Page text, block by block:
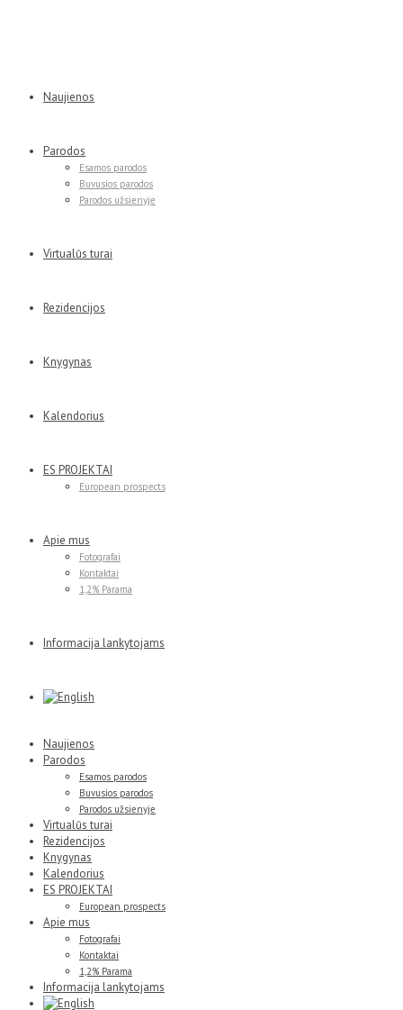
Naujienos
Parodos
Esamos parodos
Buvusios parodos
Parodos užsienyje
Virtualūs turai
Rezidencijos
Knygynas
Kalendorius
ES PROJEKTAI
European prospects
Apie mus
Fotografai
Kontaktai
1,2% Parama
Informacija lankytojams
Naujienos
Parodos
Esamos parodos
Buvusios parodos
Parodos užsienyje
Virtualūs turai
Rezidencijos
Knygynas
Kalendorius
ES PROJEKTAI
European prospects
Apie mus
Fotografai
Kontaktai
1,2% Parama
Informacija lankytojams